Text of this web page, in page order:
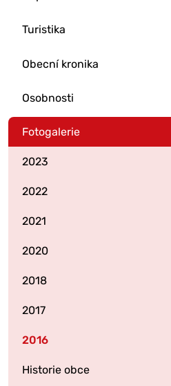
Turistika
Obecní kronika
Osobnosti
Fotogalerie
2023
2022
2021
2020
2018
2017
2016
Historie obce